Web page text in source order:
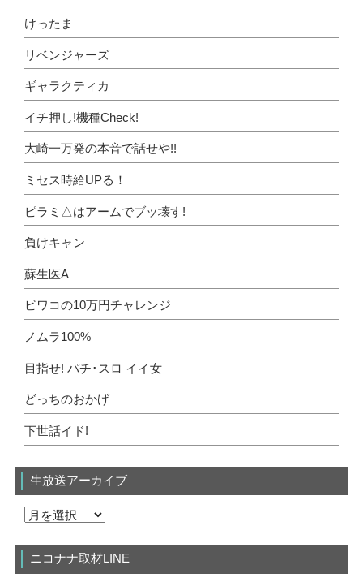
けったま
リベンジャーズ
ギャラクティカ
イチ押し!機種Check!
大崎一万発の本音で話せや!!
ミセス時給UPる！
ピラミ△はアームでブッ壊す!
負けキャン
蘇生医A
ビワコの10万円チャレンジ
ノムラ100%
目指せ! パチ･スロ イイ女
どっちのおかげ
下世話イド!
生放送アーカイブ
ニコナナ取材LINE